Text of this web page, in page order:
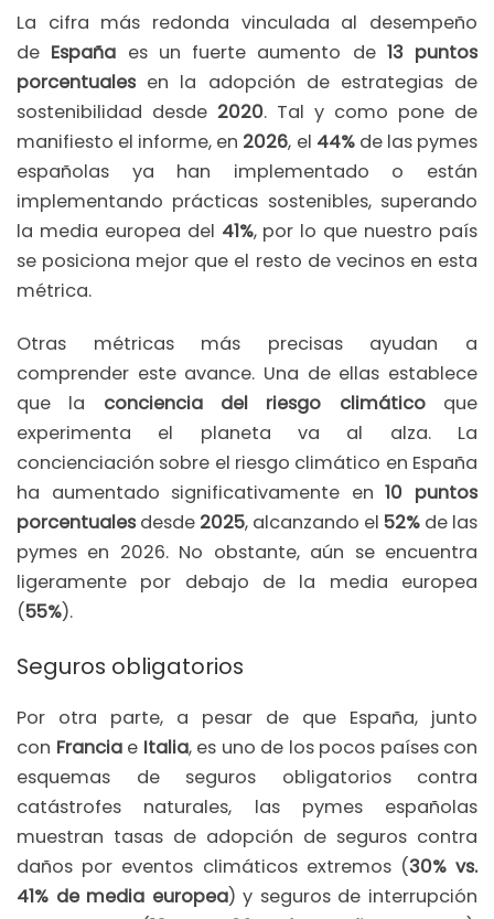
La cifra más redonda vinculada al desempeño
de España es un fuerte aumento de 13 puntos
porcentuales en la adopción de estrategias de
sostenibilidad desde 2020. Tal y como pone de
manifiesto el informe, en 2026, el 44%de las pymes
españolas ya han implementado o están
implementando prácticas sostenibles, superando
la media europea del 41%, por lo que nuestro país
se posiciona mejor que el resto de vecinos en esta
métrica.
Otras métricas más precisas ayudan a
comprender este avance. Una de ellas establece
que la conciencia del riesgo climáticoque
experimenta el planeta va al alza. La
concienciación sobre el riesgo climático en España
ha aumentado significativamente en10 puntos
porcentuales desde 2025, alcanzando el 52% de las
pymes en 2026. No obstante, aún se encuentra
ligeramente por debajo de la media europea
(55%).
Seguros obligatorios
Por otra parte, a pesar de que España, junto
con Franciae Italia, es uno de los pocos países con
esquemas de seguros obligatorios contra
catástrofes naturales, las pymes españolas
muestran tasas de adopción de seguros contra
daños por eventos climáticos extremos (30% vs.
41% de media europea) y seguros de interrupción